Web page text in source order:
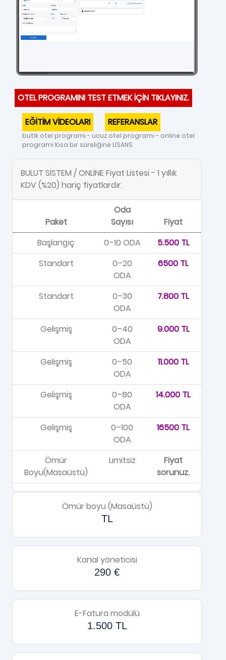
OTEL PROGRAMINI TEST ETMEK İÇİN TIKLAYINIZ.
EĞİTİM VİDEOLARI REFERANSLAR
butik otel programı - ucuz otel programı - online otel
programı Kısa bir süreliğine LİSANS
BULUT SİSTEM / ONLİNE Fiyat Listesi - 1 yıllık
KDV (%20) hariç fiyatlardır.
Paket
Oda
Sayısı
Fiyat
Başlangıç
0–10 ODA
5.500 TL
Standart
0–20
ODA
6500 TL
Standart
0–30
ODA
7.800 TL
Gelişmiş
0–40
ODA
9.000 TL
Gelişmiş
0–50
ODA
11.000 TL
Gelişmiş
0–80
ODA
14.000 TL
Gelişmiş
0–100
ODA
16500 TL
Ömür
Boyu(Masaüstü)
Limitsiz
Fiyat
sorunuz.
Ömür boyu (Masaüstü)
TL
Kanal yöneticisi
290 €
E-Fatura modülü
1.500 TL